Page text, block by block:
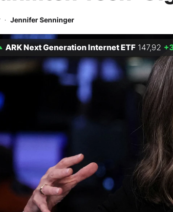
· Jennifer Senninger
ARK Next Generation Internet ETF 147,92